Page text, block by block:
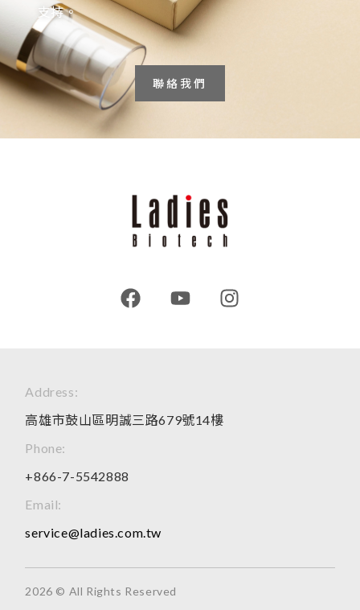
支持。
聯絡我們
Address:
高雄市鼓山區明誠三路679號14樓
Phone:
+866-7-5542888
Email:
service@ladies.com.tw
2026 © All Rights Reserved